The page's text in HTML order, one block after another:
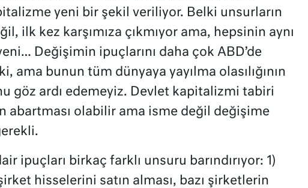
yeni bir şekil veriliyor. Belki unsurların
ilk kez karşımıza çıkmıyor ama, hepsinin aynı
Değişimin ipuçlarını daha çok ABD’de
ama bunun tüm dünyaya yayılma olasılığının
göz ardı edemeyiz. Devlet kapitalizmi tabiri
abartması olabilir ama isme değil değişime
ipuçları birkaç farklı unsuru barındırıyor: 1)
hisselerini satın alması, bazı şirketlerin